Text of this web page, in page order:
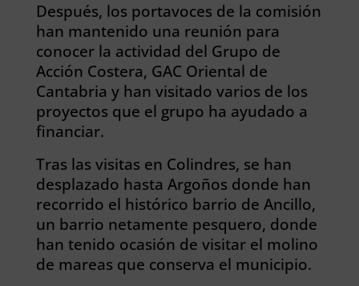
Después, los portavoces de la comisión
han mantenido una reunión para
conocer la actividad del Grupo de
Acción Costera, GAC Oriental de
Cantabria y han visitado varios de los
proyectos que el grupo ha ayudado a
financiar.
Tras las visitas en Colindres, se han
desplazado hasta Argoños donde han
recorrido el histórico barrio de Ancillo,
un barrio netamente pesquero, donde
han tenido ocasión de visitar el molino
de mareas que conserva el municipio.